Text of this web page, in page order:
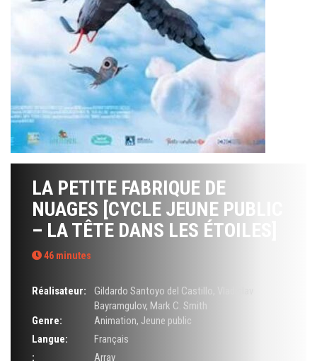
LA PETITE FABRIQUE DE
NUAGES [CYCLE JEUNE PUBLIC
– LA TÊTE DANS LES ÉTOILES]
46 minutes
Réalisateur: Gildardo Santoyo del Castillo
Bayramgulov, Mark C. Smith
Genre:
Animation, Jeune public
Langue:
Français
:
Array